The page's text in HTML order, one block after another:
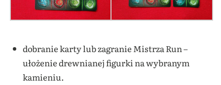
dobranie karty lub zagranie Mistrza Run –
ułożenie drewnianej figurki na wybranym
kamieniu.